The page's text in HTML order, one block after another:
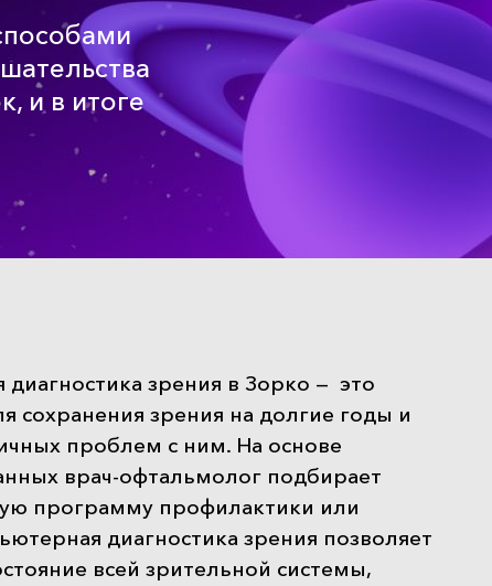
и в итоге
зрения в Зорко — это
сохранения зрения на долгие годы и
проблем с ним. На основе
врач-офтальмолог подбирает
программу профилактики или
диагностика зрения позволяет
всей зрительной системы,